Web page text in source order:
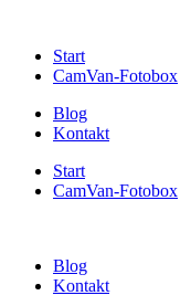
Start
CamVan-Fotobox
Blog
Kontakt
Start
CamVan-Fotobox
Blog
Kontakt